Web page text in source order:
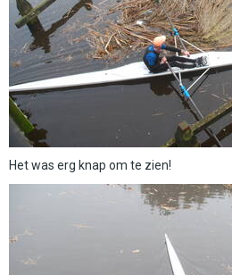
Het was erg knap om te zien!